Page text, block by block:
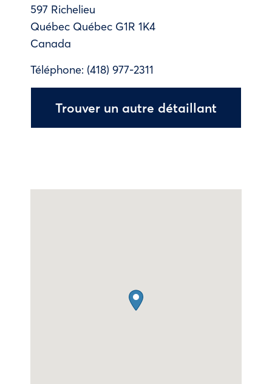
597 Richelieu
Québec Québec G1R 1K4
Canada
Téléphone: (418) 977-2311
Trouver un autre détaillant